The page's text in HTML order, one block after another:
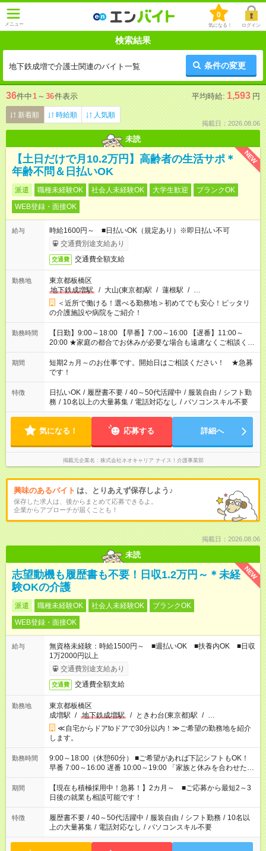
メニュー
0
気になる！ ログイン
検索結果
地下鉄成増で介護士関連のバイト一覧 条件の変更
36件中1 ～ 36件表示 平均時給: 1,593 円
新着順 時給順 人気順
掲載日：2026.08.06
未読
NEW
【土日だけで月10.2万円】高齢者の生活サポ＊
年齢不問＆日払いOK
派遣 職種未経験OK 社会人未経験OK 大学生歓迎
ブランクOK
WEB登録・面接OK
給与
時給1600円～ ■日払いOK（規定あり）※即日払い不可
交通費別途支給あり
交通費 交通費全額支給
勤務地
東京都板橋区
地下鉄成増駅
/ 大山(東京都)駅 / 蓮根駅 / …
＜近所で働ける！選べる勤務地＞初めてでも安心！ピッタリ
の介護施設や病院をご紹介！
勤務時間
【日勤】9:00～18:00 【早番】7:00～16:00 【遅番】11:00～
20:00 ★家庭の都合でお休みが必要な場合も遠慮なくご相談くだ
さい。
期間
短期2ヵ月～のお仕事です。開始日はご相談ください！ ★急募
です！
特徴 日払いOK / 履歴書不要 / 40～50代活躍中 / 服装自由 / シフト勤
務 / 10名以上の大量募集 / 電話対応なし / パソコンスキル不要
気になる！ 応募する 詳細へ
掲載元企業名 株式会社ネオキャリア ナイス！介護事業部
興味のあるバイト は、とりあえず保存しよう♪
保存した求人は、後からまとめて応募できるよ。
企業からアプローチが届くことも！
掲載日：2026.08.06
未読
NEW
志望動機も履歴書も不要！日収1.2万円～＊未経
験OKの介護
派遣 職種未経験OK 社会人未経験OK
ブランクOK
WEB登録・面接OK
給与
無資格未経験：時給1500円～ ■週払いOK ■扶養内OK ■日収
1万2000円以上
交通費別途支給あり
交通費 交通費全額支給
勤務地
東京都板橋区
成増駅 / 地下鉄成増駅 / ときわ台(東京都)駅 / …
≪自宅からドアtoドアで30分以内！≫ご希望の勤務地を紹介
します。
勤務時間
9:00～18:00（休憩60分） ■ご希望があれば下記シフトもOK！
早番 7:00～16:00 遅番 10:00～19:00 「家族と休みを合わせた
い」 「余裕を持って夕飯の準備がしたい」 「できれば残業はし
たくない」 など、ご希望を教えてくださいね。 ※Wワーク希望
の方へ 今ご覧のお仕事で希望する勤務時間と、もう1つのお仕事
の勤務時間。 合計で週40時間を超える場合は応募できません。
期間
【現在も積極採用中！急募！】2カ月～ ■ご応募から最短2～3
日後の就業も相談可能です！
特徴 履歴書不要 / 40～50代活躍中 / 服装自由 / シフト勤務 / 10名以
上の大量募集 / 電話対応なし / パソコンスキル不要